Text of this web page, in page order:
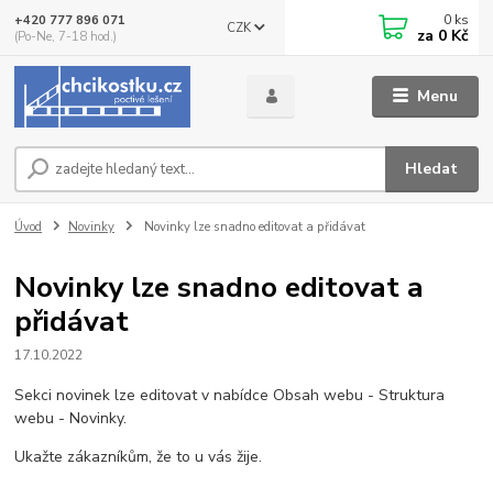
Menu
CZK
Hledat
+420 777 896 071
(Po-Ne, 7-18 hod.)
0 ks
za 0 Kč
Úvod Novinky Novinky lze snadno editovat a přidávat
Novinky lze snadno editovat a
přidávat
17.10.2022
Sekci novinek lze editovat v nabídce Obsah webu - Struktura
webu - Novinky.
Ukažte zákazníkům, že to u vás žije.